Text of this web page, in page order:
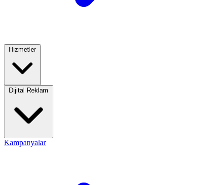
Hizmetler
Kampanyalar